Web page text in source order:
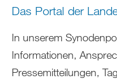
Das Portal der
In unserem
Informationen,
Pressemitteilungen,